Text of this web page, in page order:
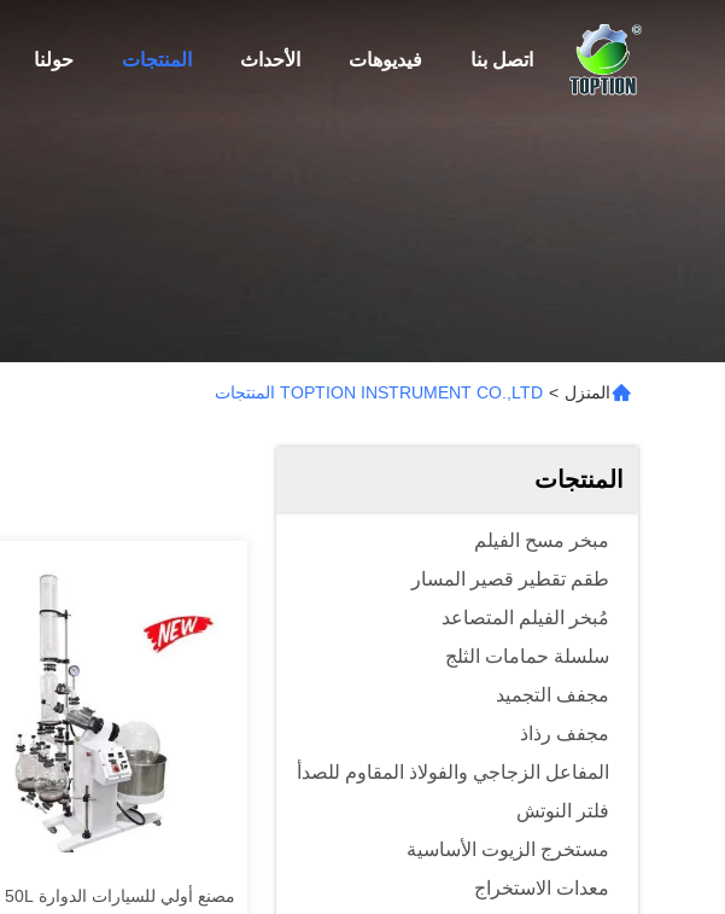
حولنا المنتجات الأحداث فيديوهات اتصل بنا
المنزل > TOPTION INSTRUMENT CO.,LTD المنتجات
المنتجات
مبخر مسح الفيلم
طقم تقطير قصير المسار
مُبخر الفيلم المتصاعد
سلسلة حمامات الثلج
مجفف التجميد
مجفف رذاذ
المفاعل الزجاجي والفولاذ المقاوم للصدأ
فلتر النوتش
مستخرج الزيوت الأساسية
معدات الاستخراج